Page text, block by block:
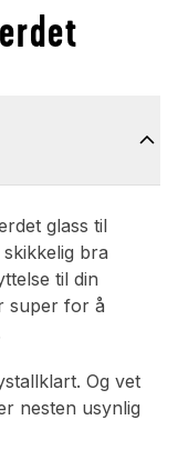
glass til
bra
til din
super for å
Og vet
nesten usynlig